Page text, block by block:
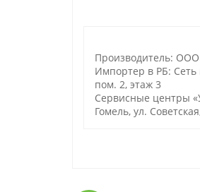
Производитель: ООО
Импортер в РБ: Сеть
пом. 2, этаж 3
Сервисные центры
Гомель, ул.